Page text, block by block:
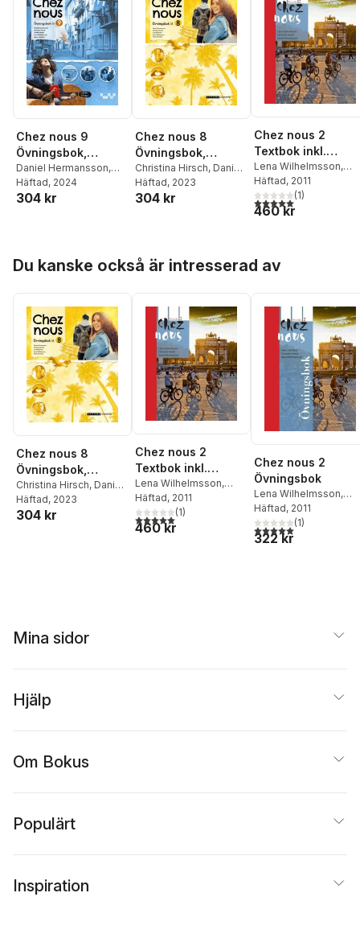
Chez nous 9
Övningsbok,
upplaga 2
Daniel Hermansson,
Christina Hirsch
Norén ,Lena
Häftad, 2024
304 kr
Chez nous 8
Övningsbok,
upplaga 2
Christina Hirsch, Daniel
Hermansson
Norén ,Lena
Häftad, 2023
304 kr
Chez nous 2
Textbok inkl.
ljudfiler och
elevwebb
Lena Wilhelmsson,
Christina Hirsch
Hermansson
Häftad, 2011
5,0utav 5 stjärnor.
(1)
460 kr
Du kanske också är intresserad av
Chez nous 8
Övningsbok,
upplaga 2
Christina Hirsch, Daniel
Hermansson
Norén ,Lena
Häftad, 2023
304 kr
Chez nous 2
Textbok inkl.
ljudfiler och
elevwebb
Lena Wilhelmsson,
Christina Hirsch
Hermansson
Häftad, 2011
5,0utav 5 stjärnor. Totalt antal röster:
(1)
460 kr
Chez nous 2
Övningsbok
Lena Wilhelmsson,
Christina Hirsch
Hermansson
Häftad, 2011
5,0utav 5 stjärnor.
(1)
322 kr
Mina sidor
Hjälp
Om Bokus
Populärt
Inspiration